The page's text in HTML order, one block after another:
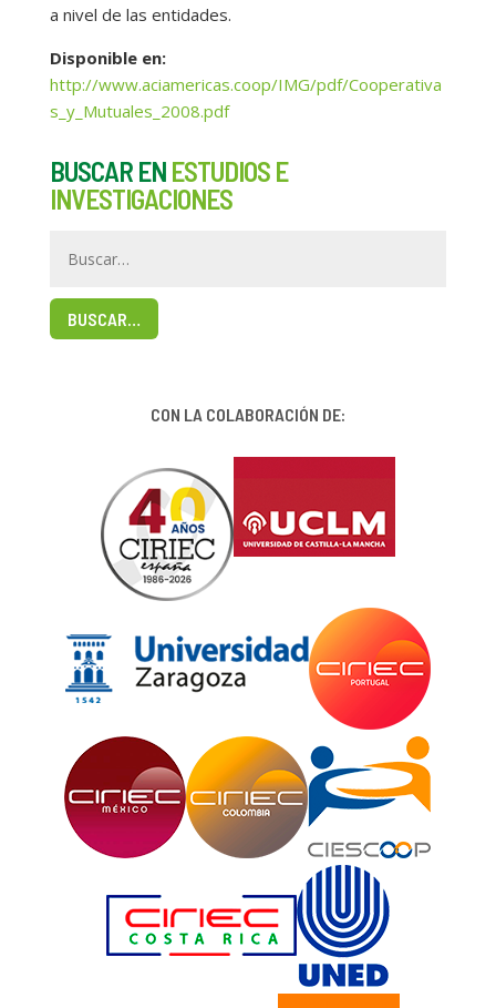
a nivel de las entidades.
Disponible en:
http://www.aciamericas.coop/IMG/pdf/Cooperativa
s_y_Mutuales_2008.pdf
BUSCAR EN ESTUDIOS E
INVESTIGACIONES
BUSCAR…
CON LA COLABORACIÓN DE: